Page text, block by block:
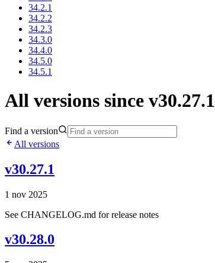
34.2.1
34.2.2
34.2.3
34.3.0
34.4.0
34.5.0
34.5.1
All versions since v30.27.1
Find a version
All versions
v30.27.1
1 nov 2025
See CHANGELOG.md for release notes
v30.28.0